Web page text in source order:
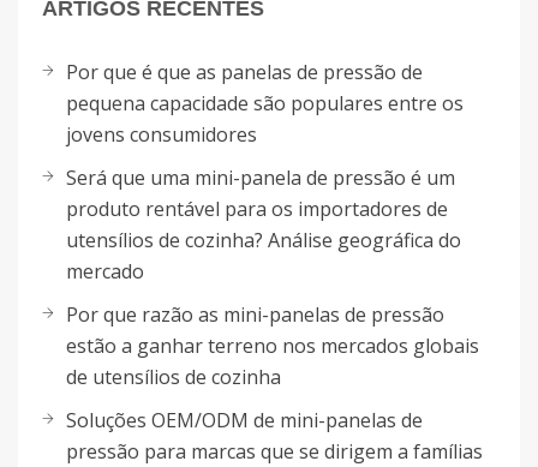
ARTIGOS RECENTES
Por que é que as panelas de pressão de
pequena capacidade são populares entre os
jovens consumidores
Será que uma mini-panela de pressão é um
produto rentável para os importadores de
utensílios de cozinha? Análise geográfica do
mercado
Por que razão as mini-panelas de pressão
estão a ganhar terreno nos mercados globais
de utensílios de cozinha
Soluções OEM/ODM de mini-panelas de
pressão para marcas que se dirigem a famílias